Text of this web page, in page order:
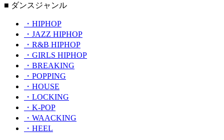
■ ダンスジャンル
・HIPHOP
・JAZZ HIPHOP
・R&B HIPHOP
・GIRLS HIPHOP
・BREAKING
・POPPING
・HOUSE
・LOCKING
・K-POP
・WAACKING
・HEEL